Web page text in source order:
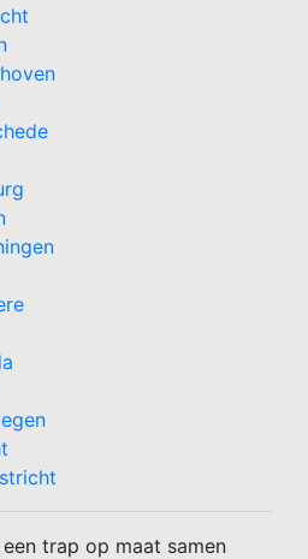
trap op maat samen